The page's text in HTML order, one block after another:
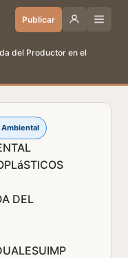
Publicar
del Productor en el
DEL
UIMP